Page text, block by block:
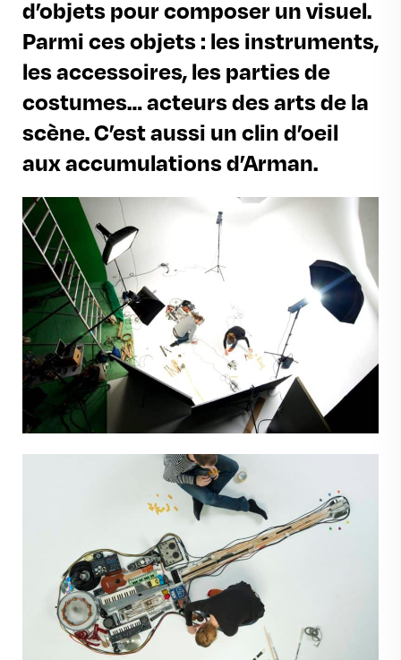
d’objets pour composer un visuel.
Parmi ces objets : les instruments,
les accessoires, les parties de
costumes… acteurs des arts de la
scène. C’est aussi un clin d’oeil
aux accumulations d’Arman.